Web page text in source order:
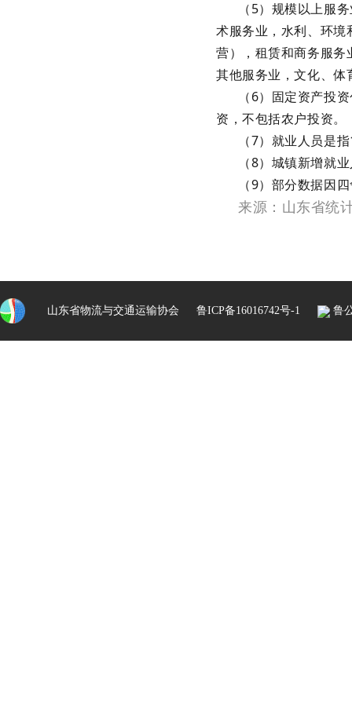
（5）规模以上服
术服务业，水利、环
营），租赁和商务服
其他服务业，文化、
（6）固定资产投
资，不包括农户投资。
（7）就业人员是
（8）城镇新增就
（9）部分数据因
来源：山东省统
山东省物流与交通运输协会 鲁ICP备16016742号-1 鲁